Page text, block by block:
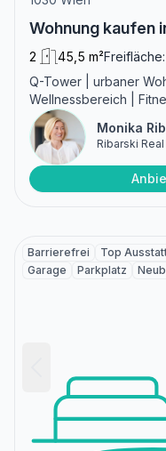
Wohnung kaufen
2 45,5 m²Freifläche:
Q-Tower | urbaner
Wellnessbereich |
Monika
Ribarski
Barrierefrei Top
Garage
Parkplatz